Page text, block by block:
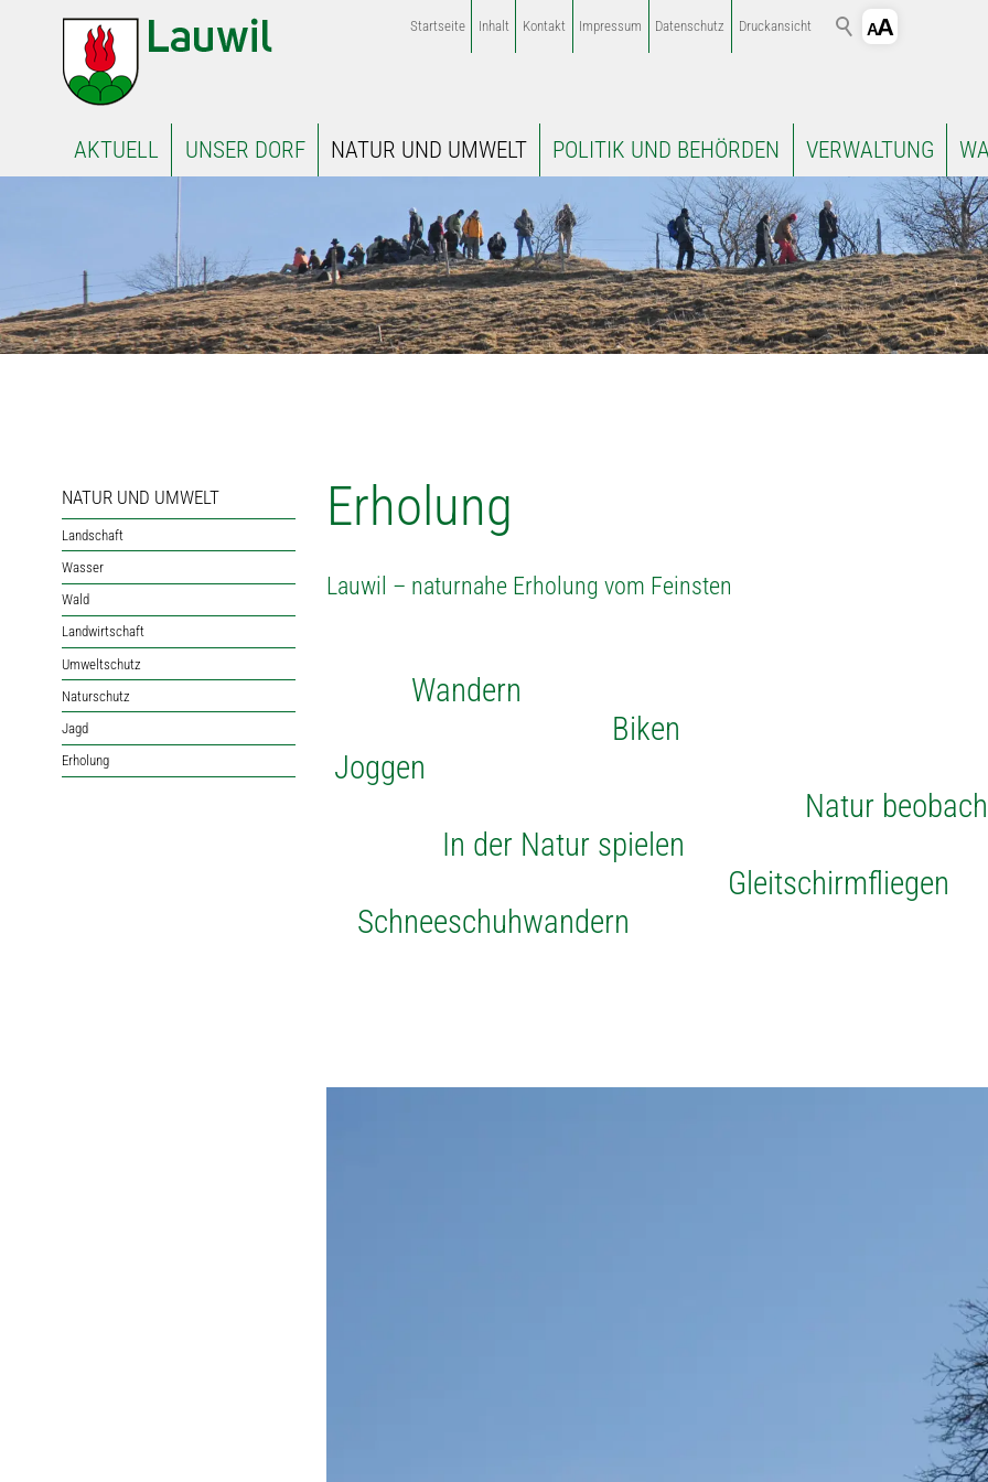
Startseite Inhalt Kontakt Impressum Datenschutz Druckansicht
AKTUELL UNSER DORF NATUR UND UMWELT POLITIK UND BEHÖRDEN VERWALTUNG
NATUR UND UMWELT
Landschaft
Wasser
Wald
Landwirtschaft
Umweltschutz
Naturschutz
Jagd
Erholung
Erholung
Lauwil – naturnahe Erholung vom Feinsten
Wandern
Biken
Joggen
Natur
In der Natur spielen
Gleitschirmfliegen
Schneeschuhwandern